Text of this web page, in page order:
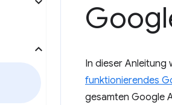
In dieser Anleitung
funktionierendes
gesamten Google